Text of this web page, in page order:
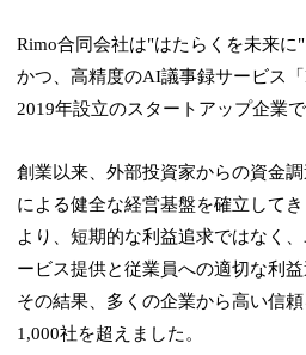
Rimo合同会社は"はたらくを未来に
かつ、高精度のAI議事録サービス
2019年設立のスタートアップ企業で
創業以来、外部投資家からの資金
による健全な経営基盤を確立して
より、短期的な利益追求ではなく
ービス提供と従業員への適切な利益
その結果、多くの企業から高い信
1,000社を超えました。